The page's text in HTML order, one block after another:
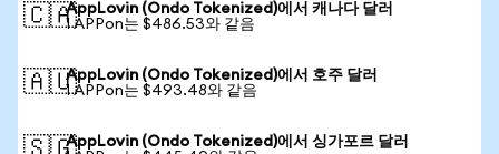
🇨🇦AppLovin (Ondo Tokenized)에서 캐나다 달러
1 APPon는 $486.53와 같음
🇦🇺AppLovin (Ondo Tokenized)에서 호주 달러
1 APPon는 $493.48와 같음
AppLovin (Ondo Tokenized)에서 싱가포르 달러